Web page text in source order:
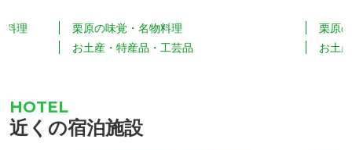
のお
べ）
料理
のそば粉」、「仙台牛の牛たん」と、地
す。 冬季には、栗原市栗駒耕英の特産の
「高原大根」のかりんとうもあります。
栗原の味覚・名物料理
お土産・特産品・工芸品
は、宮
栗原
お土
近くの宿泊施設